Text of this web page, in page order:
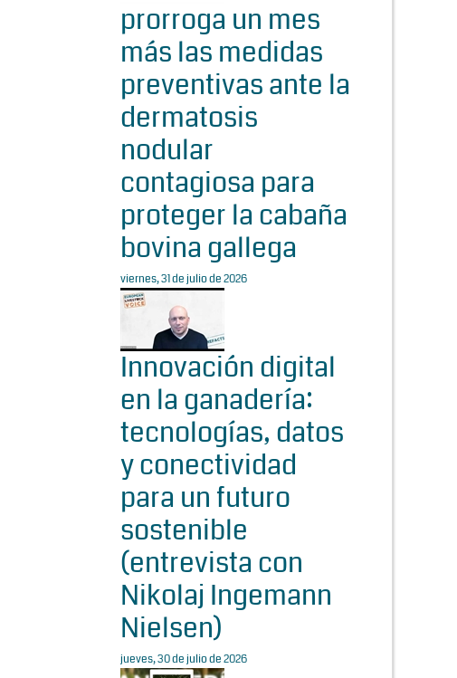
prorroga un mes
más las medidas
preventivas ante la
dermatosis
nodular
contagiosa para
proteger la cabaña
bovina gallega
viernes, 31 de julio de 2026
Innovación digital
en la ganadería:
tecnologías, datos
y conectividad
para un futuro
sostenible
(entrevista con
Nikolaj Ingemann
Nielsen)
jueves, 30 de julio de 2026